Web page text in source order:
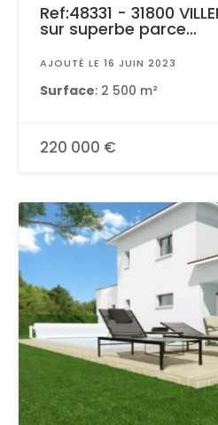
Ref:48331 - 31800
sur superbe parce...
AJOUTÉ LE 16 JUIN 2023
Surface: 2 500 m²
220 000 €